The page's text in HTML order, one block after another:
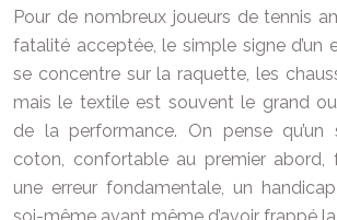
Pour de nombreux joueurs de tennis
fatalité acceptée, le simple signe d’un
se concentre sur la raquette, les
mais le textile est souvent le grand
de la performance. On pense
coton, confortable au premier abord,
une erreur fondamentale, un handicap